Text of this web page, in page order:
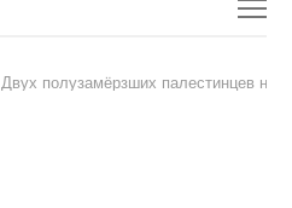
Двух полузамёрзших палестинцев